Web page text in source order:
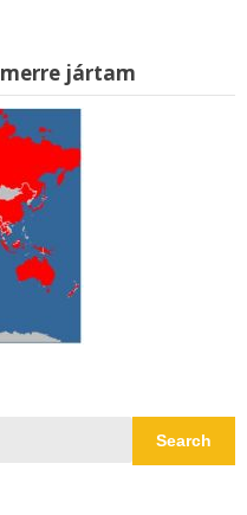
jártam
Search